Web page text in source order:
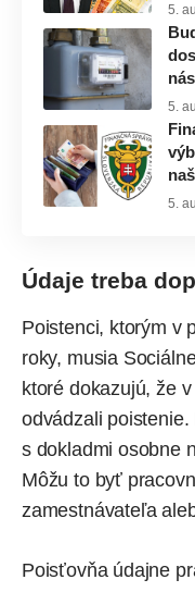
5.
5.
5.
Údaje treba
Poistenci, ktorým v
roky, musia
ktoré dokazujú, že
odvádzali
s dokladmi osobne
Môžu to byť
zamestnávateľa
Poisťovňa údajne